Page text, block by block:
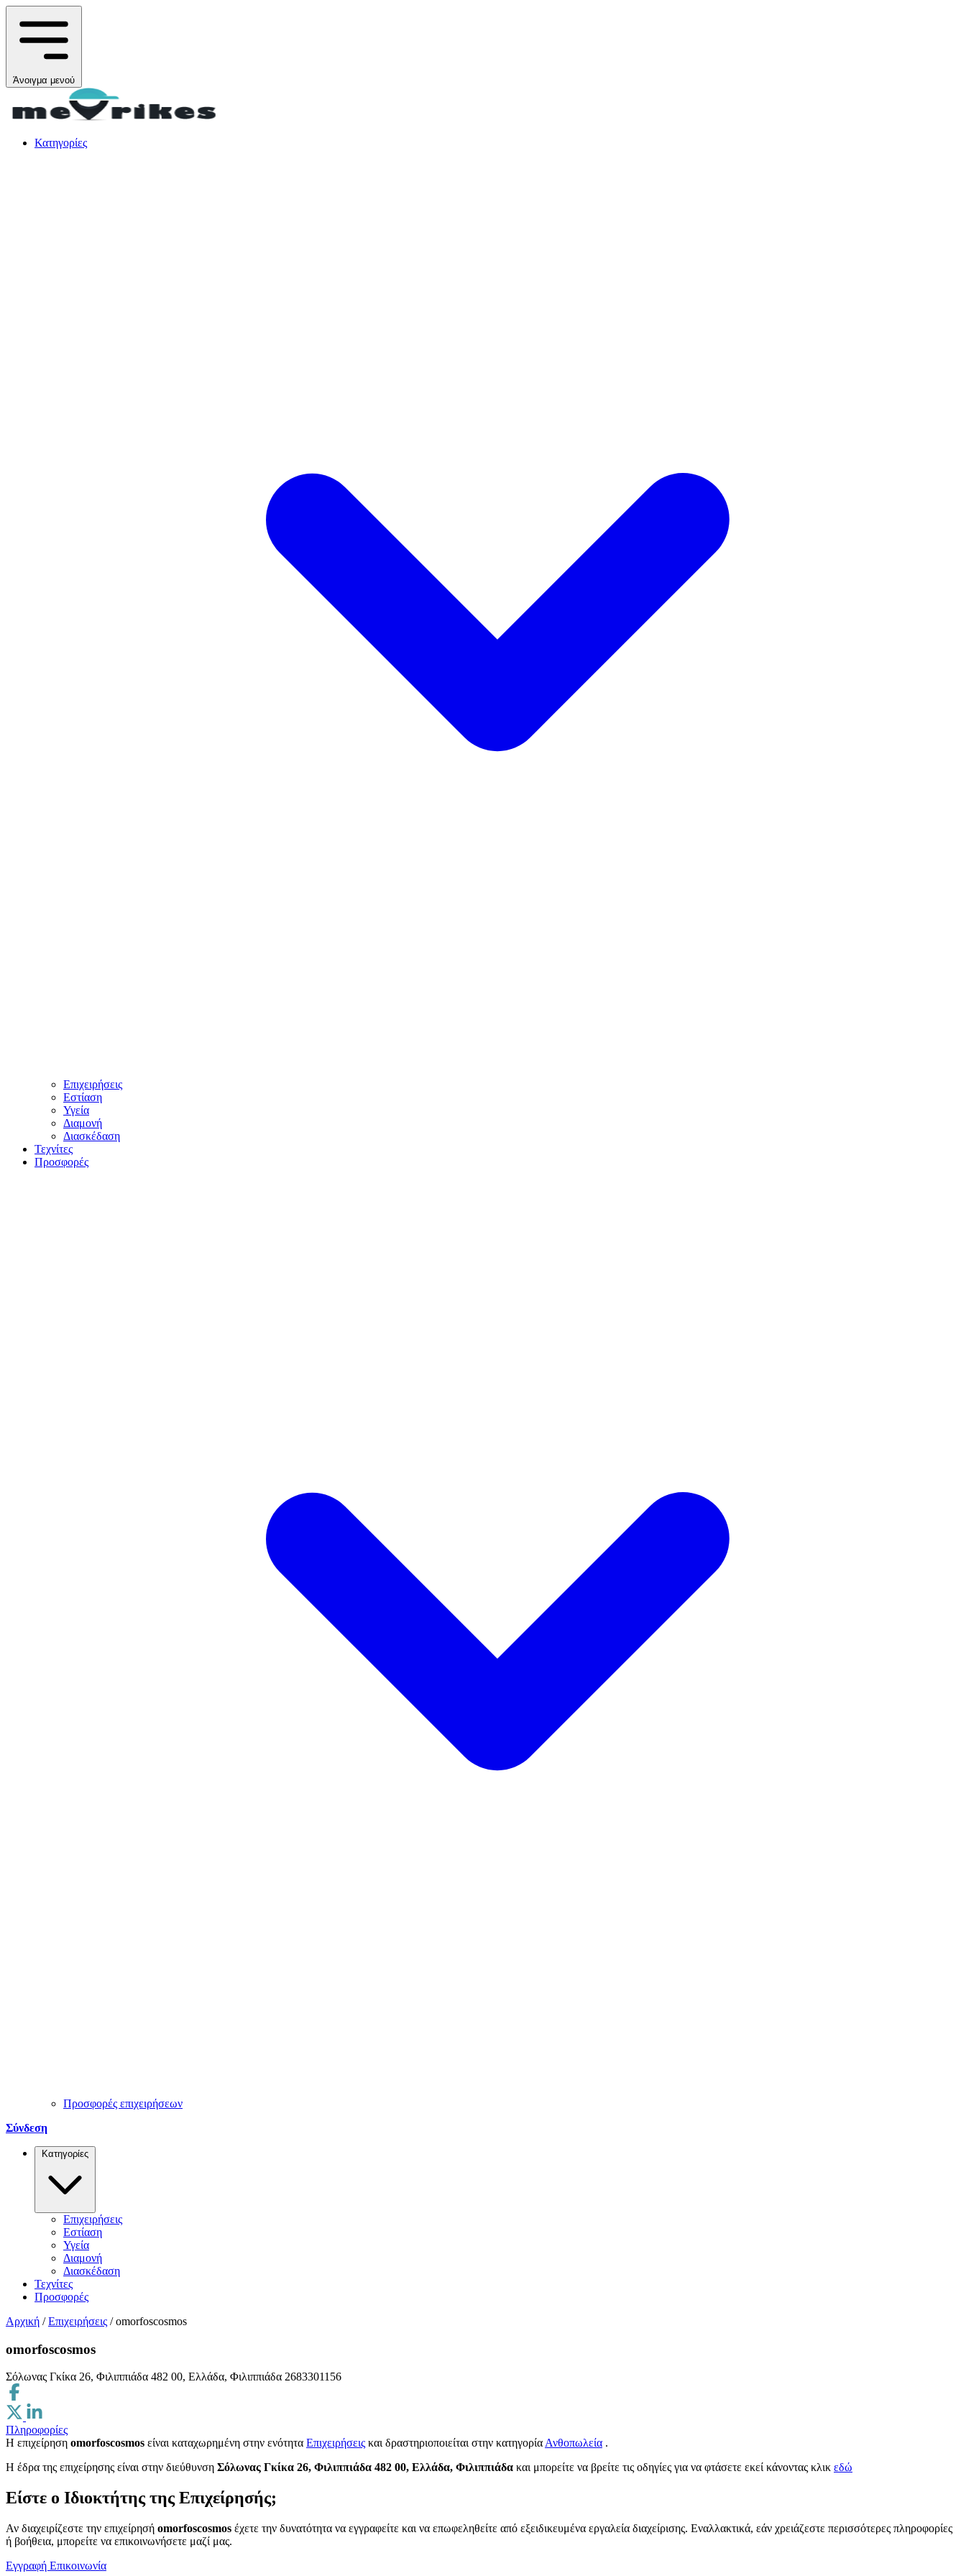
Άνοιγμα μενού
Κατηγορίες
Επιχειρήσεις
Εστίαση
Υγεία
Διαμονή
Διασκέδαση
Τεχνίτες
Προσφορές
Προσφορές επιχειρήσεων
Σύνδεση
Κατηγορίες
Επιχειρήσεις
Εστίαση
Υγεία
Διαμονή
Διασκέδαση
Τεχνίτες
Προσφορές
Αρχική / Επιχειρήσεις / omorfoscosmos
omorfoscosmos
Σόλωνας Γκίκα 26, Φιλιππιάδα 482 00, Ελλάδα, Φιλιππιάδα 2683301156
Πληροφορίες
Η επιχείρηση omorfoscosmos είναι καταχωρημένη στην ενότητα Επιχειρήσεις και δραστηριοποιείται στην κατηγορίαΑνθοπωλεία .
H έδρα της επιχείρησης είναι στην διεύθυνση Σόλωνας Γκίκα 26, Φιλιππιάδα 482 00, Ελλάδα, Φιλιππιάδα και μπορείτε να βρείτε τις οδηγίες για να φτάσετε εκεί κάνοντας κλικ εδώ
Είστε ο Ιδιοκτήτης της Επιχείρησής;
Αν διαχειρίζεστε την επιχείρησή omorfoscosmos έχετε την δυνατότητα να εγγραφείτε και να επωφεληθείτε από εξειδικευμένα εργαλεία διαχείρισης. Εναλλακτικά, εάν χρειάζεστε περισσότερες πληροφορίες
ή βοήθεια, μπορείτε να επικοινωνήσετε μαζί μας.
Εγγραφή Επικοινωνία